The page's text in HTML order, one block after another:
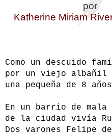
por
Katherine Miriam
Como un descuido
por un viejo albañil
una pequeña de 8
En un barrio de mala
de la ciudad vivía
Dos varones Felipe